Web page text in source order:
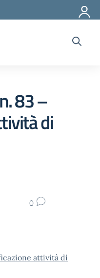
83 –
di
0
attività di